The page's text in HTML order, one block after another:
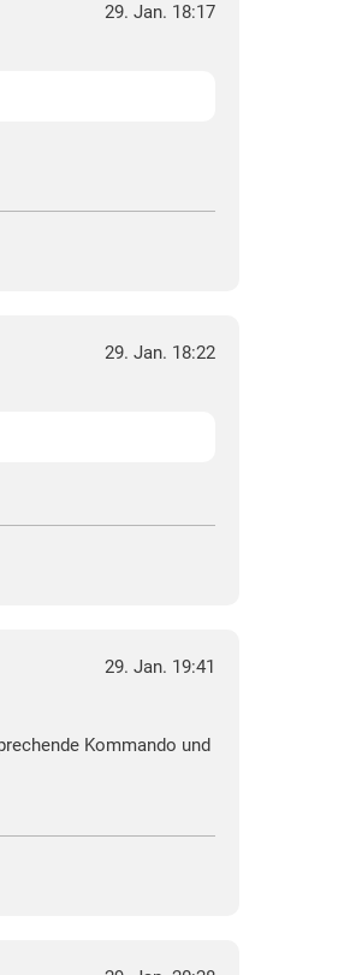
29. Jan. 18:17
29. Jan. 18:22
29. Jan. 19:41
Kommando und